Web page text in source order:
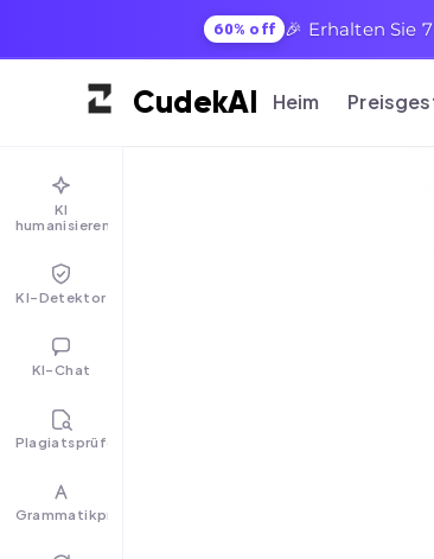
60% off 🎉 Erhalten Sie
CudekAI Heim
KI
humanisieren
KI-Detektor
KI-Chat
Plagiatsprüfer
Grammatikprüfer